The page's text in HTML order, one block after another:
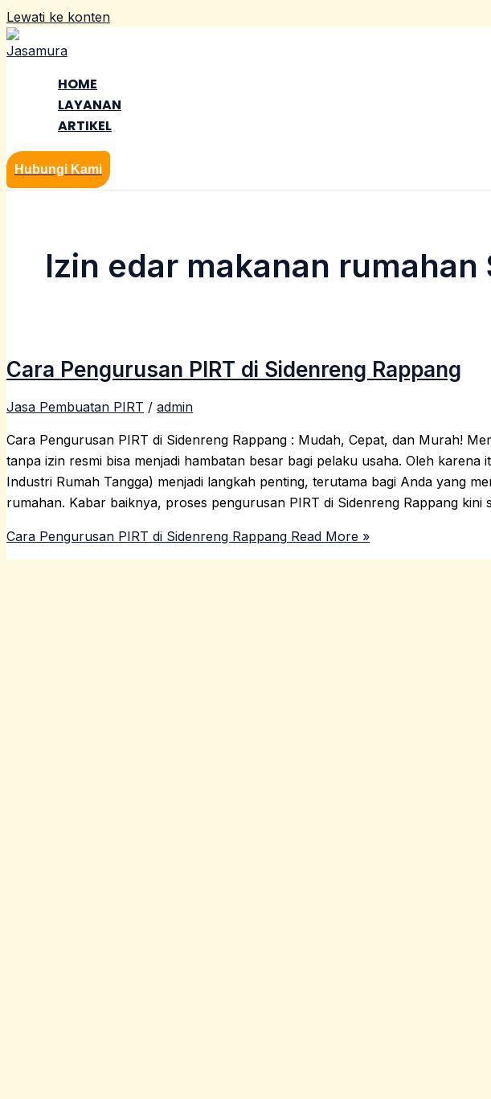
Lewati ke konten
HOME
LAYANAN
ARTIKEL
Hubungi Kami
Izin edar makanan rumahan
Cara Pengurusan PIRT di Sidenreng Rappang
Jasa Pembuatan PIRT / admin
Cara Pengurusan PIRT di Sidenreng Rappang : Mudah, Cepat, dan Murah!
tanpa izin resmi bisa menjadi hambatan besar bagi pelaku usaha. Oleh karena
Industri Rumah Tangga) menjadi langkah penting, terutama bagi Anda yang
rumahan. Kabar baiknya, proses pengurusan PIRT di Sidenreng Rappang kini
Cara Pengurusan PIRT di Sidenreng Rappang Read More »